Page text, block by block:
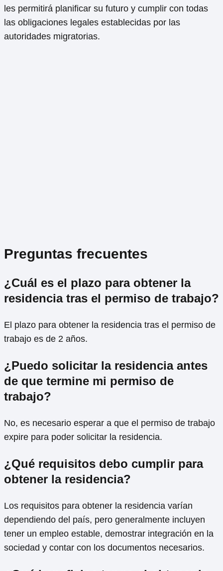
les permitirá planificar su futuro y cumplir con todas
las obligaciones legales establecidas por las
autoridades migratorias.
Preguntas frecuentes
¿Cuál es el plazo para obtener la
residencia tras el permiso de trabajo?
El plazo para obtener la residencia tras el permiso de
trabajo es de 2 años.
¿Puedo solicitar la residencia antes
de que termine mi permiso de
trabajo?
No, es necesario esperar a que el permiso de trabajo
expire para poder solicitar la residencia.
¿Qué requisitos debo cumplir para
obtener la residencia?
Los requisitos para obtener la residencia varían
dependiendo del país, pero generalmente incluyen
tener un empleo estable, demostrar integración en la
sociedad y contar con los documentos necesarios.